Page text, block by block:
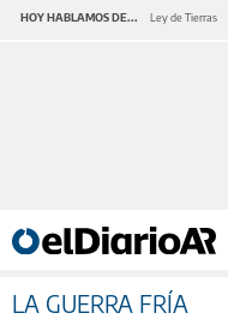
HOY HABLAMOS DE... Ley de Tierras
LA GUERRA FRÍA